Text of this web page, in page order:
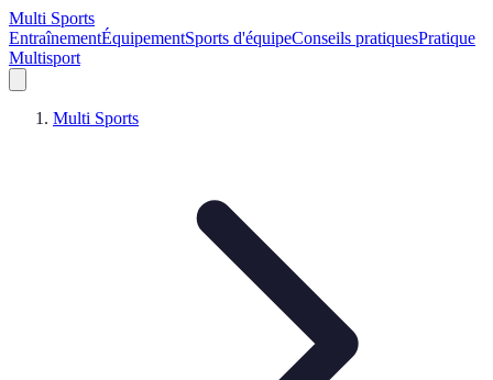
Multi Sports
EntraînementÉquipementSports d'équipeConseils pratiquesPratique
Multisport
Multi Sports